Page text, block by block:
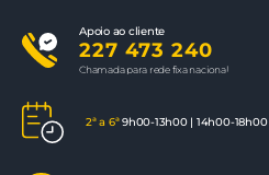
Apoio ao cliente
227 473 240
Chamada para rede fixa nacional
2ª a 6ª9h00-13h00 | 14h00-18h00